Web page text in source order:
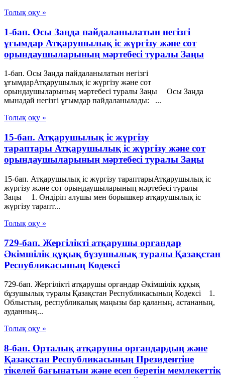
Толық оқу »
1-бап. Осы Заңда пайдаланылатын негізгі
ұғымдар Атқарушылық iс жүргiзу және сот
орындаушыларының мәртебесi туралы Заңы
1-бап. Осы Заңда пайдаланылатын негізгі
ұғымдарАтқарушылық iс жүргiзу және сот
орындаушыларының мәртебесi туралы Заңы Осы Заңда
мынадай негізгі ұғымдар пайдаланылады: ...
Толық оқу »
15-бап. Атқарушылық iс жүргiзу
тараптары Атқарушылық iс жүргiзу және сот
орындаушыларының мәртебесi туралы Заңы
15-бап. Атқарушылық iс жүргiзу тараптарыАтқарушылық iс
жүргiзу және сот орындаушыларының мәртебесi туралы
Заңы 1. Өндiрiп алушы мен борышкер атқарушылық iс
жүргiзу тарапт...
Толық оқу »
729-бап. Жергілікті атқарушы органдар
Әкімшілік құқық бұзушылық туралы Қазақстан
Республикасының Кодексі
729-бап. Жергілікті атқарушы органдар Әкімшілік құқық
бұзушылық туралы Қазақстан Республикасының Кодексі 1.
Облыстың, республикалық маңызы бар қаланың, астананың,
ауданның...
Толық оқу »
8-бап. Орталық атқарушы органдардың және
Қазақстан Республикасының Президентіне
тікелей бағынатын және есеп беретін мемлекеттік